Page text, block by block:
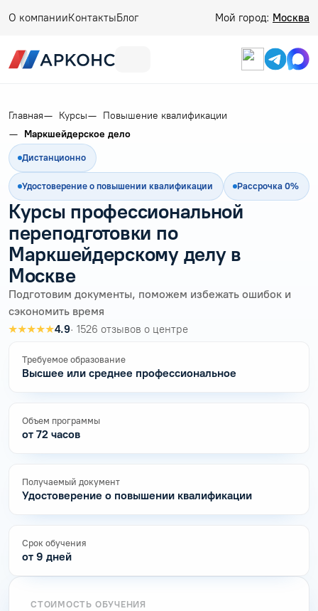
О компанииКонтактыБлог Мой город: Москва
Главная Курсы
Повышение квалификации
Маркшейдерское дело
Дистанционно
Удостоверение о повышении квалификации Рассрочка 0%
Курсы профессиональной
переподготовки по
Маркшейдерскому делу в
Москве
Подготовим документы, поможем избежать ошибок и
сэкономить время
★★★★★4.9· 1526 отзывов о центре
Требуемое образование
Высшее или среднее профессиональное
Объем программы
от 72 часов
Получаемый документ
Удостоверение о повышении квалификации
Срок обучения
от 9 дней
СТОИМОСТЬ ОБУЧЕНИЯ